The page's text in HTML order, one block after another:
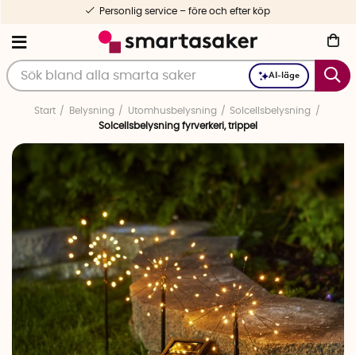
AI-läge
Personlig service – före och efter köp
Start Belysning Utomhusbelysning
Solcellsbelysning
Solcellsbelysning fyrverkeri, trippel